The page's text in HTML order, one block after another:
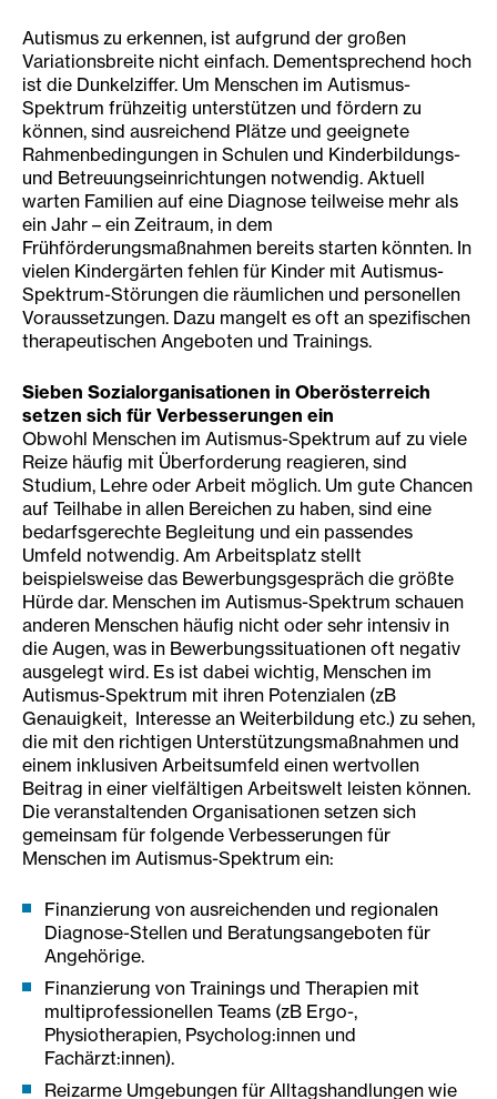
Autismus zu erkennen, ist aufgrund der großen
Variationsbreite nicht einfach. Dementsprechend hoch
ist die Dunkelziffer. Um Menschen im Autismus-
Spektrum frühzeitig unterstützen und fördern zu
können, sind ausreichend Plätze und geeignete
Rahmenbedingungen in Schulen und Kinderbildungs-
und Betreuungseinrichtungen notwendig. Aktuell
warten Familien auf eine Diagnose teilweise mehr als
ein Jahr – ein Zeitraum, in dem
Frühförderungsmaßnahmen bereits starten könnten. In
vielen Kindergärten fehlen für Kinder mit Autismus-
Spektrum-Störungen die räumlichen und personellen
Voraussetzungen. Dazu mangelt es oft an spezifischen
therapeutischen Angeboten und Trainings.
Sieben Sozialorganisationen in Oberösterreich
setzen sich für Verbesserungen ein
Obwohl Menschen im Autismus-Spektrum auf zu viele
Reize häufig mit Überforderung reagieren, sind
Studium, Lehre oder Arbeit möglich. Um gute Chancen
auf Teilhabe in allen Bereichen zu haben, sind eine
bedarfsgerechte Begleitung und ein passendes
Umfeld notwendig. Am Arbeitsplatz stellt
beispielsweise das Bewerbungsgespräch die größte
Hürde dar. Menschen im Autismus-Spektrum schauen
anderen Menschen häufig nicht oder sehr intensiv in
die Augen, was in Bewerbungssituationen oft negativ
ausgelegt wird. Es ist dabei wichtig, Menschen im
Autismus-Spektrum mit ihren Potenzialen (zB
Genauigkeit, Interesse an Weiterbildung etc.) zu sehen,
die mit den richtigen Unterstützungsmaßnahmen und
einem inklusiven Arbeitsumfeld einen wertvollen
Beitrag in einer vielfältigen Arbeitswelt leisten können.
Die veranstaltenden Organisationen setzen sich
gemeinsam für folgende Verbesserungen für
Menschen im Autismus-Spektrum ein:
Finanzierung von ausreichenden und regionalen
Diagnose-Stellen und Beratungsangeboten für
Angehörige.
Finanzierung von Trainings und Therapien mit
multiprofessionellen Teams (zB Ergo-,
Physiotherapien, Psycholog:innen und
Fachärzt:innen).
Reizarme Umgebungen für Alltagshandlungen wie